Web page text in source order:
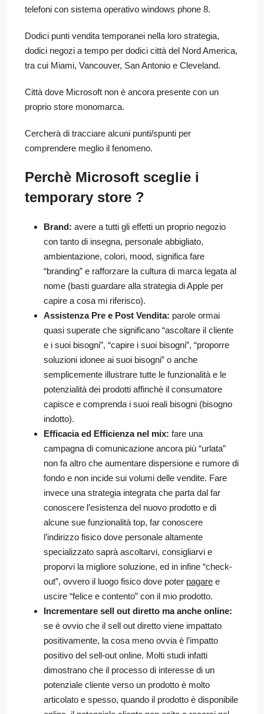
telefoni con sistema operativo windows phone 8.
Dodici punti vendita temporanei nella loro strategia,
dodici negozi a tempo per dodici città del Nord America,
tra cui Miami, Vancouver, San Antonio e Cleveland.
Città dove Microsoft non è ancora presente con un
proprio store monomarca.
Cercherà di tracciare alcuni punti/spunti per
comprendere meglio il fenomeno.
Perchè Microsoft sceglie i
temporary store ?
Brand: avere a tutti gli effetti un proprio negozio
con tanto di insegna, personale abbigliato,
ambientazione, colori, mood, significa fare
“branding” e rafforzare la cultura di marca legata al
nome (basti guardare alla strategia di Apple per
capire a cosa mi riferisco).
Assistenza Pre e Post Vendita: parole ormai
quasi superate che significano “ascoltare il cliente
e i suoi bisogni”, “capire i suoi bisogni”, “proporre
soluzioni idonee ai suoi bisogni” o anche
semplicemente illustrare tutte le funzionalità e le
potenzialità dei prodotti affinchè il consumatore
capisce e comprenda i suoi reali bisogni (bisogno
indotto).
Efficacia ed Efficienza nel mix: fare una
campagna di comunicazione ancora più “urlata”
non fa altro che aumentare dispersione e rumore di
fondo e non incide sui volumi delle vendite. Fare
invece una strategia integrata che parta dal far
conoscere l’esistenza del nuovo prodotto e di
alcune sue funzionalità top, far conoscere
l’indirizzo fisico dove personale altamente
specializzato saprà ascoltarvi, consigliarvi e
proporvi la migliore soluzione, ed in infine “check-
out”, ovvero il luogo fisico dove poter pagare e
uscire “felice e contento” con il mio prodotto.
Incrementare sell out diretto ma anche online:
se è ovvio che il sell out diretto viene impattato
positivamente, la cosa meno ovvia è l’impatto
positivo del sell-out online. Molti studi infatti
dimostrano che il processo di interesse di un
potenziale cliente verso un prodotto è molto
articolato e spesso, quando il prodotto è disponibile